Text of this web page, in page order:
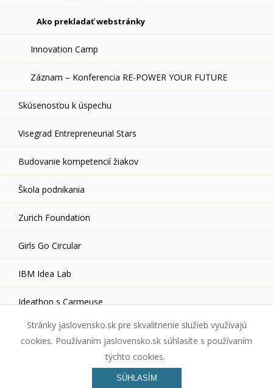
Ako prekladať webstránky
Innovation Camp
Záznam – Konferencia RE-POWER YOUR FUTURE
Skúsenosťou k úspechu
Visegrad Entrepreneurial Stars
Budovanie kompetencií žiakov
Škola podnikania
Zurich Foundation
Girls Go Circular
IBM Idea Lab
Ideathon s Carmeuse
© Junior Achievement Slovensko, n.o. | Stránky generuje
spoločnosti
Stránky jaslovensko.sk pre skvalitnenie služieb využívajú
cookies. Používaním jaslovensko.sk súhlasíte s používaním
týchto cookies.
SÚHLASÍM